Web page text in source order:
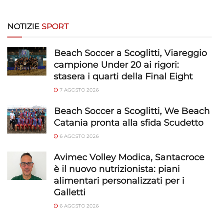
privacy.
NOTIZIE SPORT
Beach Soccer a Scoglitti, Viareggio
campione Under 20 ai rigori:
stasera i quarti della Final Eight
7 AGOSTO 2026
Beach Soccer a Scoglitti, We Beach
Catania pronta alla sfida Scudetto
6 AGOSTO 2026
Avimec Volley Modica, Santacroce
è il nuovo nutrizionista: piani
alimentari personalizzati per i
Galletti
6 AGOSTO 2026